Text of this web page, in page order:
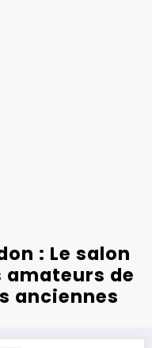
: Le salon
amateurs de
anciennes